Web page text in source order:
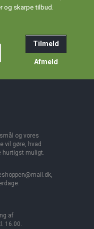
og skarpe tilbud.
Tilmeld
Afmeld
og vores
vil gøre, hvad
muligt.
af
16.00.